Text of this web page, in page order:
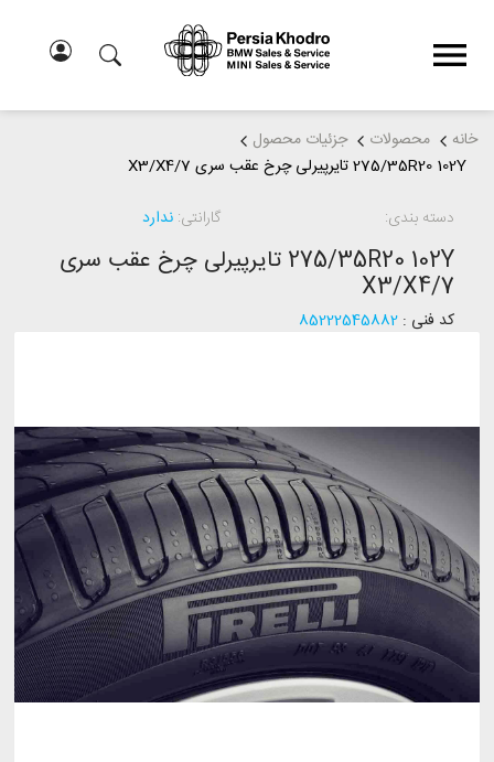
خانه محصولات
جزئیات محصول
275/35R20 102Y تایرپیرلی چرخ عقب سری X3/X4/7
دسته بندی:
گارانتی: ندارد
275/35R20 102Y تایرپیرلی چرخ عقب سری
X3/X4/7
کد فنی : 85222545882